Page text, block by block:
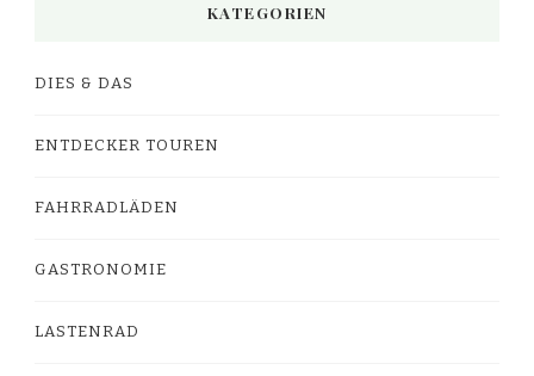
KATEGORIEN
DIES & DAS
ENTDECKER TOUREN
FAHRRADLÄDEN
GASTRONOMIE
LASTENRAD